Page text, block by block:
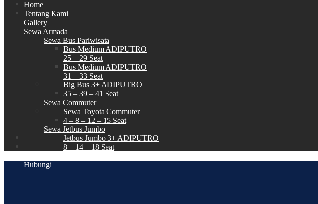
Home
Tentang Kami
Gallery
Sewa Armada
Sewa Bus Pariwisata
Bus Medium ADIPUTRO
25 – 29 Seat
Bus Medium ADIPUTRO
31 – 33 Seat
Big Bus 3+ ADIPUTRO
35 – 39 – 41 Seat
Sewa Commuter
Sewa Toyota Commuter
4 – 8 – 12 – 15 Seat
Sewa Jetbus Jumbo
Jetbus Jumbo 3+ ADIPUTRO
8 – 14 – 18 Seat
Hubungi